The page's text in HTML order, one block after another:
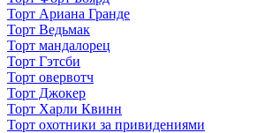
Торт Ариана Гранде
Торт Ведьмак
Торт мандалорец
Торт Гэтсби
Торт овервотч
Торт Джокер
Торт Харли Квинн
Торт охотники за привидениями